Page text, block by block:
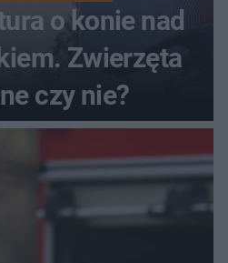
o konie nad
Zwierzęta
czy nie?